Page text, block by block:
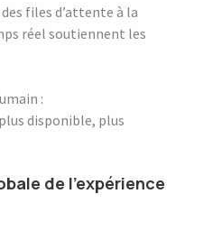
files d’attente à la
réel soutiennent les
:
disponible, plus
de l’expérience